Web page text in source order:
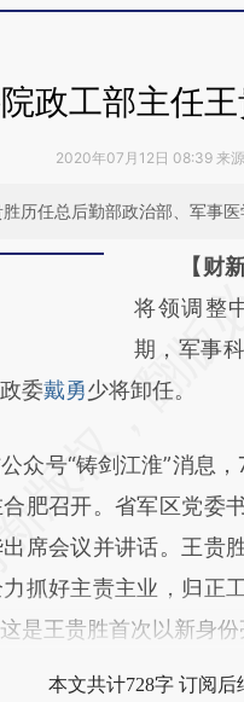
政工部主任
2020年07月12日 08:39 来
历任总后勤部政治部、军事
请务必在
AI
[https://
(https://
财新观点
比对和校
【财
将领调整
期，军事
委戴勇少将卸任。
号“铸剑江淮”消息，
肥召开。省军区党委
席会议并讲话。王贵
抓好主责主业，归正
是王贵胜首次以新身份
本文共计728字 订阅后